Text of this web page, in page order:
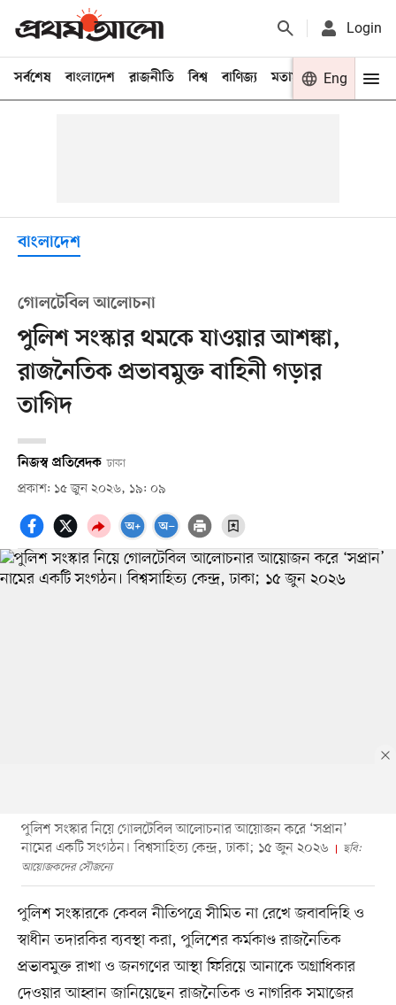
Login
সর্বশেষ বাংলাদেশ রাজনীতি বিশ্ব বাণিজ্য মতামত খেলা
Eng
বাংলাদেশ
গোলটেবিল আলোচনা
পুলিশ সংস্কার থমকে যাওয়ার আশঙ্কা,
রাজনৈতিক প্রভাবমুক্ত বাহিনী গড়ার
তাগিদ
নিজস্ব প্রতিবেদক ঢাকা
প্রকাশ: ১৫ জুন ২০২৬, ১৯: ০৯
পুলিশ সংস্কার নিয়ে গোলটেবিল আলোচনার আয়োজন করে ‘সপ্রান’
নামের একটি সংগঠন। বিশ্বসাহিত্য কেন্দ্র, ঢাকা; ১৫ জুন ২০২৬
ছবি:
আয়োজকদের সৌজন্যে
পুলিশ সংস্কারকে কেবল নীতিপত্রে সীমিত না রেখে জবাবদিহি ও
স্বাধীন তদারকির ব্যবস্থা করা, পুলিশের কর্মকাণ্ড রাজনৈতিক
প্রভাবমুক্ত রাখা ও জনগণের আস্থা ফিরিয়ে আনাকে অগ্রাধিকার
দেওয়ার আহ্বান জানিয়েছেন রাজনৈতিক ও নাগরিক সমাজের